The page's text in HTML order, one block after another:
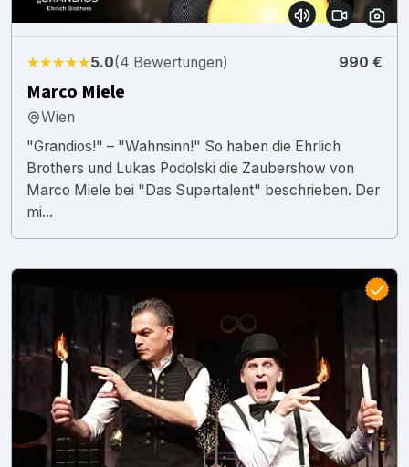
★★★★★5.0(4 Bewertungen) 990 €
Marco Miele
Wien
"Grandios!" – "Wahnsinn!" So haben die Ehrlich
Brothers und Lukas Podolski die Zaubershow von
Marco Miele bei "Das Supertalent" beschrieben. Der
mi...